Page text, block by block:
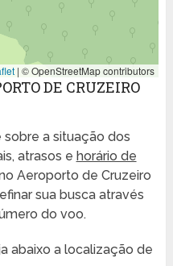
| © OpenStreetMap contributors
DE CRUZEIRO
a situação dos
atrasos e horário de
Aeroporto de Cruzeiro
sua busca através
do voo.
abaixo a localização de